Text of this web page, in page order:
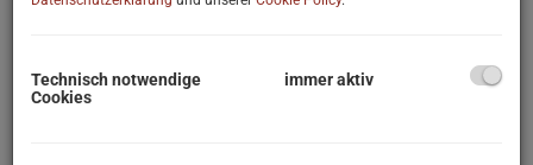
Technisch notwendige
Cookies
immer aktiv